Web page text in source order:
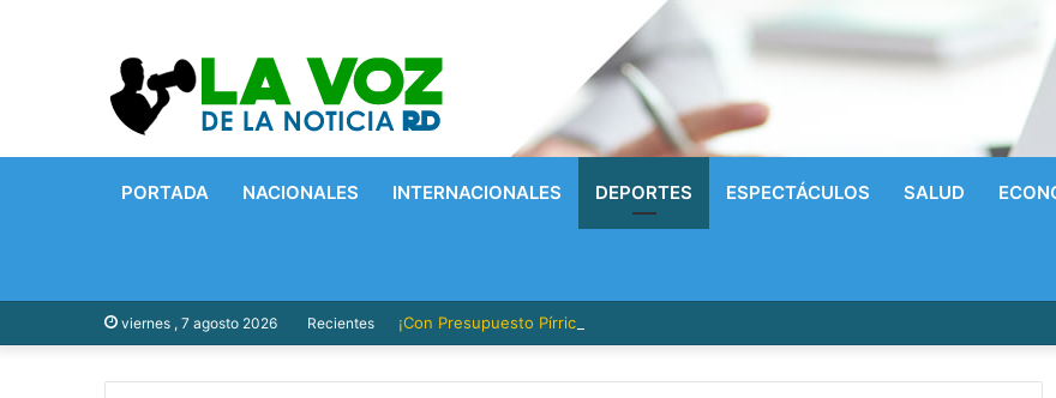
PORTADA NACIONALES INTERNACIONALES DEPORTES ESPECTÁCULOS SALUD
viernes , 7 agosto 2026 Recientes ¡Con Presupuesto Pírrico a la Gloria! Radhames Tavarez y la Hazaña Dorada de la